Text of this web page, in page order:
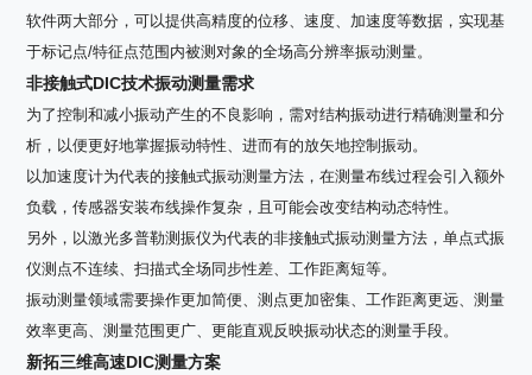
软件两大部分，可以提供高精度的位移、速度、加速度等数据，实现基
于标记点/特征点范围内被测对象的全场高分辨率振动测量。
非接触式DIC技术振动测量需求
为了控制和减小振动产生的不良影响，需对结构振动进行精确测量和分
析，以便更好地掌握振动特性、进而有的放矢地控制振动。
以加速度计为代表的接触式振动测量方法，在测量布线过程会引入额外
负载，传感器安装布线操作复杂，且可能会改变结构动态特性。
另外，以激光多普勒测振仪为代表的非接触式振动测量方法，单点式振
仪测点不连续、扫描式全场同步性差、工作距离短等。
振动测量领域需要操作更加简便、测点更加密集、工作距离更远、测量
效率更高、测量范围更广、更能直观反映振动状态的测量手段。
新拓三维高速DIC测量方案